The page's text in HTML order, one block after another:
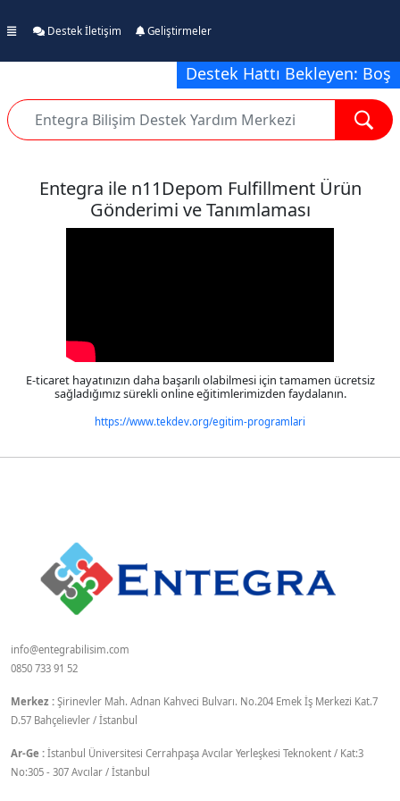
Destek İletişim Geliştirmeler
Destek Hattı Bekleyen: Boş
Entegra ile n11Depom Fulfillment Ürün
Gönderimi ve Tanımlaması
E-ticaret hayatınızın daha başarılı olabilmesi için tamamen ücretsiz
sağladığımız sürekli online eğitimlerimizden faydalanın.
https://www.tekdev.org/egitim-programlari
info@entegrabilisim.com
0850 733 91 52
Merkez : Şirinevler Mah. Adnan Kahveci Bulvarı. No.204 Emek İş Merkezi Kat.7
D.57 Bahçelievler / İstanbul
Ar-Ge : İstanbul Üniversitesi Cerrahpaşa Avcılar Yerleşkesi Teknokent / Kat:3
No:305 - 307 Avcılar / İstanbul